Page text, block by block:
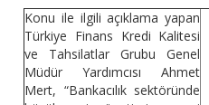
Konu ile ilgili açıklama yapan
Türkiye Finans Kredi Kalitesi
ve Tahsilatlar Grubu Genel
Müdür Yardımcısı Ahmet
Mert, “Bankacılık sektöründe